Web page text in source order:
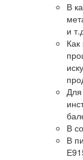
В
и
В
В